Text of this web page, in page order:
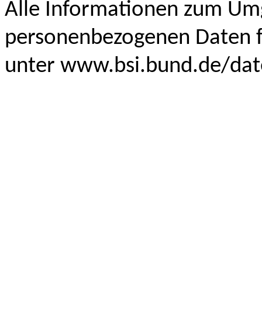
Alle Informationen zum
personenbezogenen Daten
unter www.bsi.bund.de/